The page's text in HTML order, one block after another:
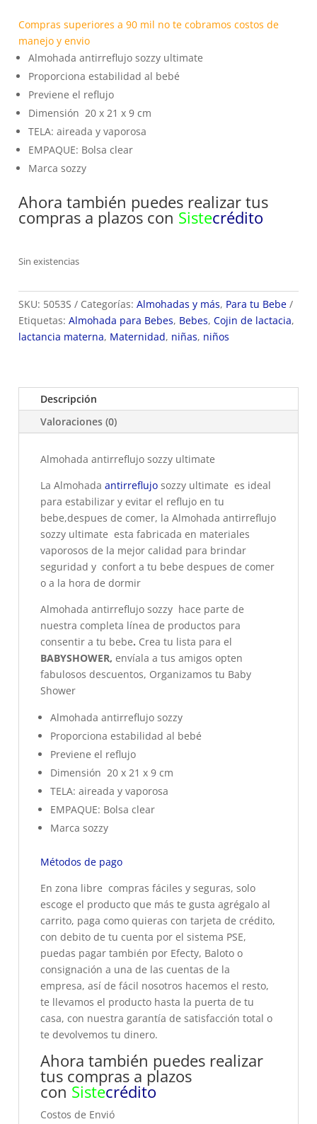
Compras superiores a 90 mil no te cobramos costos de
manejo y envio
Almohada antirreflujo sozzy ultimate
Proporciona estabilidad al bebé
Previene el reflujo
Dimensión 20 x 21 x 9 cm
TELA: aireada y vaporosa
EMPAQUE: Bolsa clear
Marca sozzy
Ahora también puedes realizar tus
compras a plazos con Sistecrédito
Sin existencias
SKU: 5053S Categorías: Almohadas y más, Para tu Bebe
Etiquetas: Almohada para Bebes, Bebes, Cojin de lactacia,
lactancia materna, Maternidad, niñas, niños
Descripción
Valoraciones (0)
Almohada antirreflujo sozzy ultimate
La Almohada antirreflujo sozzy ultimate es ideal
para estabilizar y evitar el reflujo en tu
bebe,despues de comer, la Almohada antirreflujo
sozzy ultimate esta fabricada en materiales
vaporosos de la mejor calidad para brindar
seguridad y confort a tu bebe despues de comer
o a la hora de dormir
Almohada antirreflujo sozzy hace parte de
nuestra completa línea de productos para
consentir a tu bebe. Crea tu lista para el
BABYSHOWER, envíala a tus amigos opten
fabulosos descuentos, Organizamos tu Baby
Shower
Almohada antirreflujo sozzy
Proporciona estabilidad al bebé
Previene el reflujo
Dimensión 20 x 21 x 9 cm
TELA: aireada y vaporosa
EMPAQUE: Bolsa clear
Marca sozzy
Métodos de pago
En zona libre compras fáciles y seguras, solo
escoge el producto que más te gusta agrégalo al
carrito, paga como quieras con tarjeta de crédito,
con debito de tu cuenta por el sistema PSE,
puedas pagar también por Efecty, Baloto o
consignación a una de las cuentas de la
empresa, así de fácil nosotros hacemos el resto,
te llevamos el producto hasta la puerta de tu
casa, con nuestra garantía de satisfacción total o
te devolvemos tu dinero.
Ahora también puedes realizar
tus compras a plazos
con Sistecrédito
Costos de Envió